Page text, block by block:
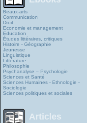
Beaux-arts
Communication
Droit
Economie et management
Education
Études littéraires, critiques
Histoire - Géographie
Jeunesse
Linguistique
Littérature
Philosophie
Psychanalyse – Psychologie
Sciences et Santé
Sciences Humaines - Ethnologie -
Sociologie
Sciences politiques et sociales
Articles